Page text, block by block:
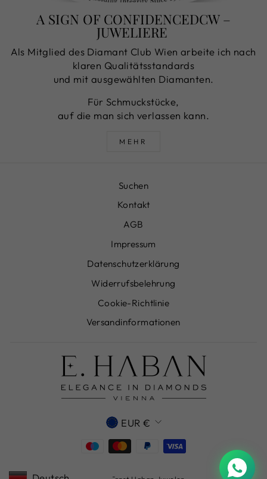
A SIGN OF CONFIDENCEDCW –
JUWELIERE
Als Mitglied des Diamant Club Wien arbeite ich nach
klaren Qualitätsstandards
und mit ausgewählten Diamanten.
Für Schmuckstücke,
auf die man sich verlassen kann.
MEHR
Suchen
Kontakt
AGB
Impressum
Datenschutzerklärung
Widerrufsbelehrung
Cookie-Richtlinie
Versandinformationen
WÄHRUNG
EUR €